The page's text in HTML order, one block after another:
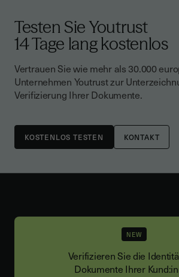
Testen Sie Youtrust
14 Tage lang kostenlos
Vertrauen Sie wie mehr als 30.000
Unternehmen Youtrust zur
Verifizierung Ihrer Dokumente.
KONTAKT
NEW
Verifizieren Sie die
Dokumente Ihrer